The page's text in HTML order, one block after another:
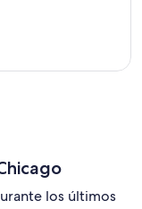
los últimos